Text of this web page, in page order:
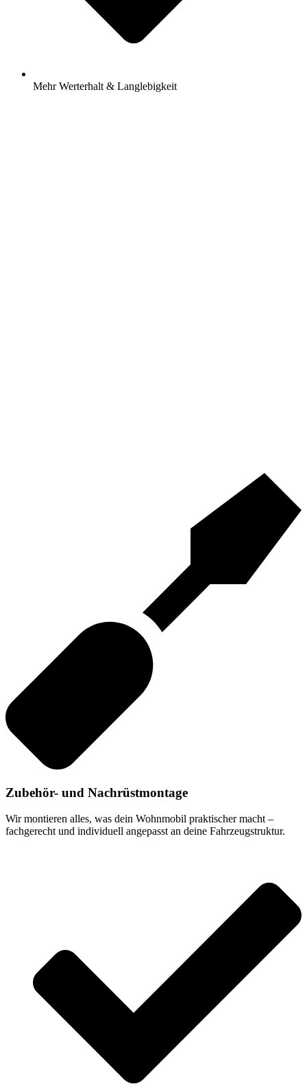
Mehr Werterhalt & Langlebigkeit
Zubehör- und Nachrüstmontage
Wir montieren alles, was dein Wohnmobil praktischer macht –
fachgerecht und individuell angepasst an deine Fahrzeugstruktur.